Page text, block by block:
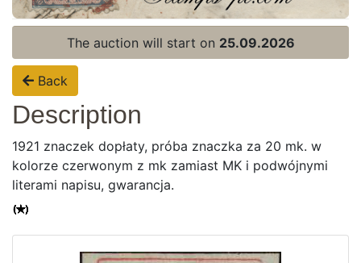
Home page
The auction will start on 25.09.2026
Back
Description
1921 znaczek dopłaty, próba znaczka za 20 mk. w
kolorze czerwonym z mk zamiast MK i podwójnymi
literami napisu, gwarancja.